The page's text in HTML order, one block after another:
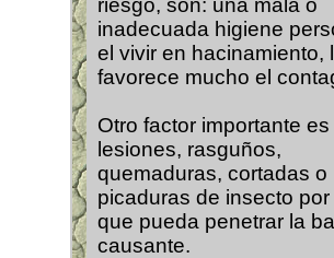
riesgo, son: una mala o
inadecuada higiene
el vivir en hacinamiento,
favorece mucho el
Otro factor importante
lesiones, rasguños,
quemaduras, cortadas o
picaduras de insecto por
que pueda penetrar la
causante.